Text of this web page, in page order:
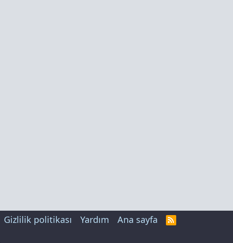
Gizlilik politikası Yardım Ana sayfa
R